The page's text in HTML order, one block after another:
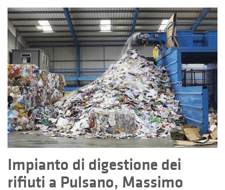
Impianto di digestione dei
rifiuti a Pulsano, Massimo